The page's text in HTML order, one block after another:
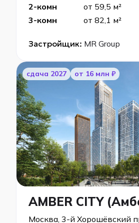
2-комн
от 59,5 м²
3-комн
от 82,1 м²
Застройщик: MR Group
cдача 2027 от 16 млн ₽
AMBER CITY
Москва, 3-й Хорошёвский